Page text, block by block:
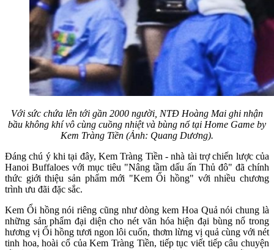
Với sức chứa lên tới gần 2000 người, NTĐ Hoàng Mai ghi nhận
bầu không khí vô cùng cuồng nhiệt và bùng nổ tại Home Game by
Kem Tràng Tiền (Ảnh: Quang Dương).
Đáng chú ý khi tại đây, Kem Tràng Tiền - nhà tài trợ chiến lược của
Hanoi Buffaloes với mục tiêu "Nâng tầm dấu ấn Thủ đô" đã chính
thức giới thiệu sản phẩm mới "Kem Ổi hồng" với nhiều chương
trình ưu đãi đặc sắc.
Kem Ổi hồng nói riêng cũng như dòng kem Hoa Quả nói chung là
những sản phẩm đại diện cho nét văn hóa hiện đại bùng nổ trong
hương vị Ổi hồng tươi ngon lôi cuốn, thơm lừng vị quả cùng với nét
tinh hoa, hoài cổ của Kem Tràng Tiền, tiếp tục viết tiếp câu chuyện